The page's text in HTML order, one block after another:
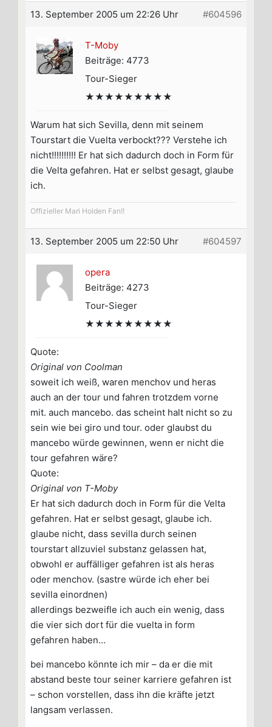
13. September 2005 um 22:26 Uhr #604596
T-Moby
Beiträge: 4773
Tour-Sieger
★★★★★★★★★
Warum hat sich Sevilla, denn mit seinem
Tourstart die Vuelta verbockt??? Verstehe ich
nicht!!!!!!!!!! Er hat sich dadurch doch in Form für
die Velta gefahren. Hat er selbst gesagt, glaube
ich.
Offizieller Mari Holden Fan!!
13. September 2005 um 22:50 Uhr #604597
opera
Beiträge: 4273
Tour-Sieger
★★★★★★★★★
Quote:
Original von Coolman
soweit ich weiß, waren menchov und heras
auch an der tour und fahren trotzdem vorne
mit. auch mancebo. das scheint halt nicht so zu
sein wie bei giro und tour. oder glaubst du
mancebo würde gewinnen, wenn er nicht die
tour gefahren wäre?
Quote:
Original von T-Moby
Er hat sich dadurch doch in Form für die Velta
gefahren. Hat er selbst gesagt, glaube ich.
glaube nicht, dass sevilla durch seinen
tourstart allzuviel substanz gelassen hat,
obwohl er auffälliger gefahren ist als heras
oder menchov. (sastre würde ich eher bei
sevilla einordnen)
allerdings bezweifle ich auch ein wenig, dass
die vier sich dort für die vuelta in form
gefahren haben…
bei mancebo könnte ich mir – da er die mit
abstand beste tour seiner karriere gefahren ist
– schon vorstellen, dass ihn die kräfte jetzt
langsam verlassen.